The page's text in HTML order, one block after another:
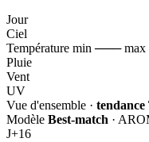
Jour
Ciel
Température min ─── max
Pluie
Vent
UV
Vue d'ensemble ·
Modèle Best-match ·
J+16